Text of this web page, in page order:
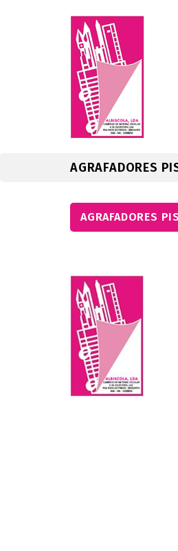
AGRAFADORES
AGRAFADORES